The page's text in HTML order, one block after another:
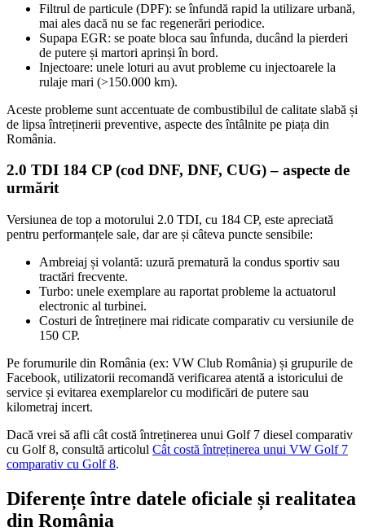
Filtrul de particule (DPF): se înfundă rapid la utilizare urbană,
mai ales dacă nu se fac regenerări periodice.
Supapa EGR: se poate bloca sau înfunda, ducând la pierderi
de putere și martori aprinși în bord.
Injectoare: unele loturi au avut probleme cu injectoarele la
rulaje mari (>150.000 km).
Aceste probleme sunt accentuate de combustibilul de calitate slabă și
de lipsa întreținerii preventive, aspecte des întâlnite pe piața din
România.
2.0 TDI 184 CP (cod DNF, DNF, CUG) – aspecte de
urmărit
Versiunea de top a motorului 2.0 TDI, cu 184 CP, este apreciată
pentru performanțele sale, dar are și câteva puncte sensibile:
Ambreiaj și volantă: uzură prematură la condus sportiv sau
tractări frecvente.
Turbo: unele exemplare au raportat probleme la actuatorul
electronic al turbinei.
Costuri de întreținere mai ridicate comparativ cu versiunile de
150 CP.
Pe forumurile din România (ex: VW Club România) și grupurile de
Facebook, utilizatorii recomandă verificarea atentă a istoricului de
service și evitarea exemplarelor cu modificări de putere sau
kilometraj incert.
Dacă vrei să afli cât costă întreținerea unui Golf 7 diesel comparativ
cu Golf 8, consultă articolul Cât costă întreținerea unui VW Golf 7
comparativ cu Golf 8.
Diferențe între datele oficiale și realitatea
din România